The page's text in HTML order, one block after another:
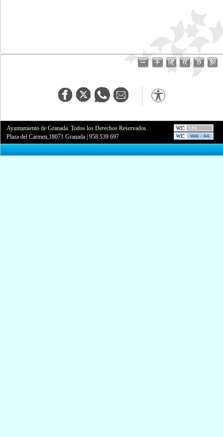
Ayuntamiento de Granada. Todos los Derechos Reservados.
Plaza del Carmen,18071 Granada |958 539 697